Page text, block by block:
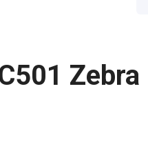
Zebra